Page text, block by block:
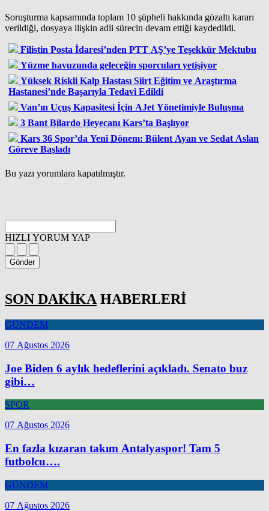
Soruşturma kapsamında toplam 10 şüpheli hakkında gözaltı kararı
verildiği, dosyaya ilişkin adli sürecin devam ettiği kaydedildi.
Filistin Posta İdaresi’nden PTT AŞ’ye Teşekkür Mektubu
Yüzme havuzunda geleceğin sporcuları yetişiyor
Yüksek Riskli Kalp Hastası Siirt Eğitim ve Araştırma
Hastanesi’nde Başarıyla Tedavi Edildi
Van’ın Uçuş Kapasitesi İçin AJet Yönetimiyle Buluşma
3 Bant Bilardo Heyecanı Kars’ta Başlıyor
Kars 36 Spor’da Yeni Dönem: Bülent Ayan ve Sedat Aslan
Göreve Başladı
Bu yazı yorumlara kapatılmıştır.
HIZLI YORUM YAP
Gönder
SON DAKİKA HABERLERİ
GÜNDEM
07 Ağustos 2026
Joe Biden 6 aylık hedeflerini açıkladı. Senato buz
gibi…
SPOR
07 Ağustos 2026
En fazla kızaran takım Antalyaspor! Tam 5
futbolcu….
GÜNDEM
07 Ağustos 2026